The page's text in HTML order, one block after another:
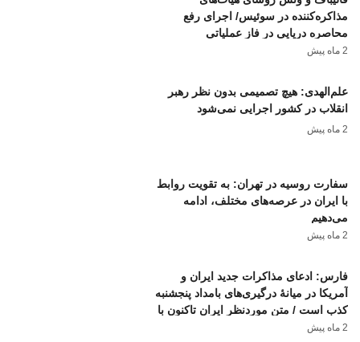
مذاکره‌کننده در سوئیس/ اجرای رفع
محاصره دریایی در فاز عملیاتی
2 ماه پیش
علم‌الهدی: هیچ تصمیمی بدون نظر رهبر
انقلاب در کشور اجرایی نمی‌شود
2 ماه پیش
سفارت روسیه در تهران: به تقویت روابط
با ایران در عرصه‌های مختلف، ادامه
می‌دهیم
2 ماه پیش
فارس: ادعای مذاکرات جدید ایران و
آمریکا در میانهٔ درگیری‌های بامداد پنجشنبه
کذب است / متن موردنظر ایران تاکنون با
موافقت کامل آمریکا مواجه نشده
2 ماه پیش